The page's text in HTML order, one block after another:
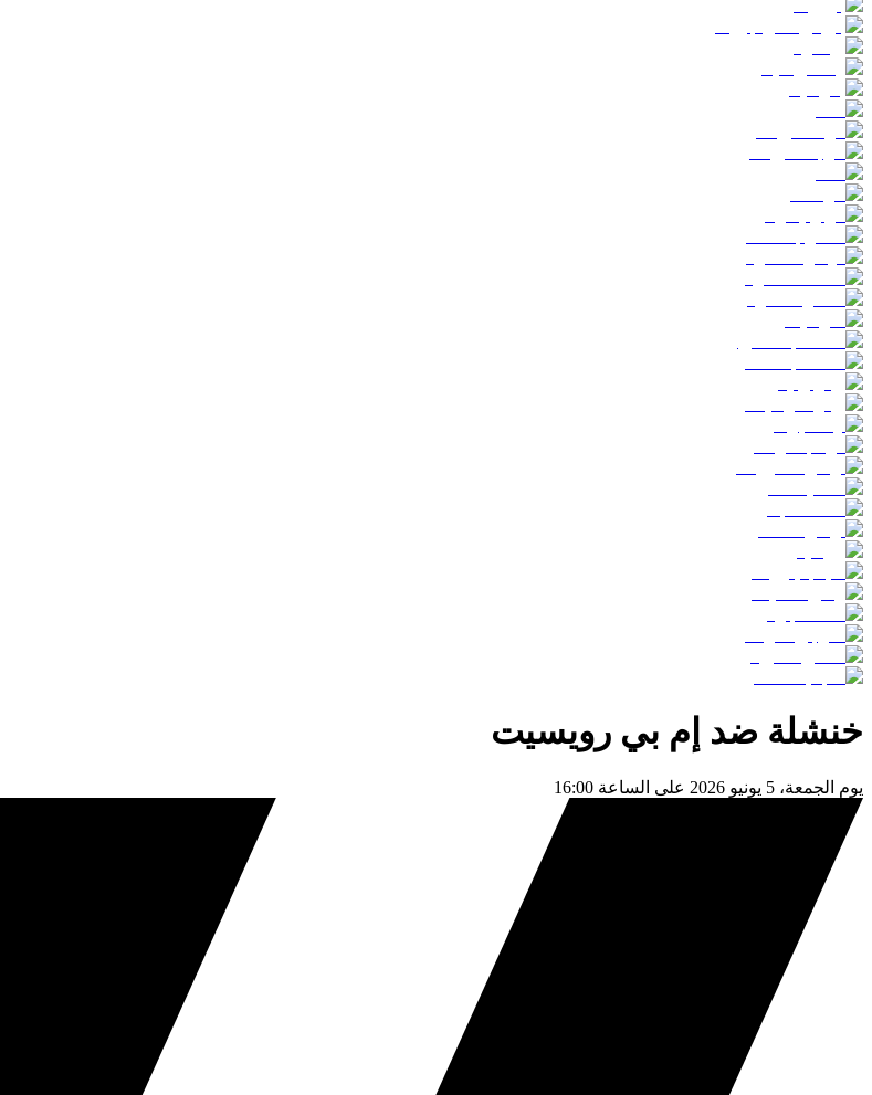
خنشلة ضد إم بي رويسيت
يوم الجمعة، 5 يونيو 2026 على الساعة 16:00